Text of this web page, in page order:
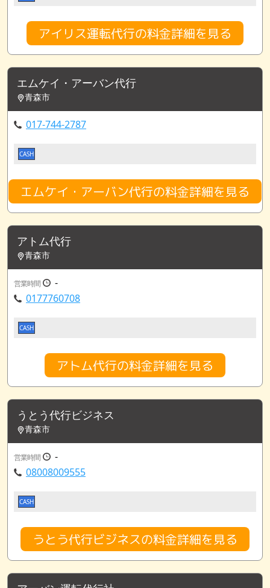
アイリス運転代行の料金詳細を見る
エムケイ・アーバン代行
青森市
017-744-2787
CASH
エムケイ・アーバン代行の料金詳細を見る
アトム代行
青森市
営業時間
-
0177760708
CASH
アトム代行の料金詳細を見る
うとう代行ビジネス
青森市
営業時間
-
08008009555
CASH
うとう代行ビジネスの料金詳細を見る